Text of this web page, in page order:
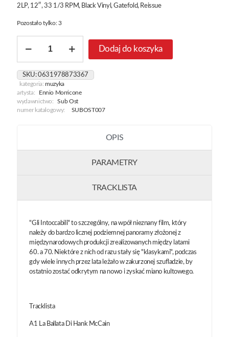
2LP, 12″, 33 1/3 RPM, Black Vinyl, Gatefold, Reissue
Pozostało tylko: 3
Dodaj do koszyka
SKU:0631978873367
kategoria:muzyka
artysta:
Ennio Morricone
wydawnictwo:
Sub Ost
numer katalogowy:
SUBOST007
OPIS
PARAMETRY
TRACKLISTA
"Gli Intoccabili" to szczególny, na wpół nieznany film, który
należy do bardzo licznej podziemnej panoramy złożonej z
międzynarodowych produkcji zrealizowanych między latami
60. a 70. Niektóre z nich od razu stały się "klasykami", podczas
gdy wiele innych przez lata leżało w zakurzonej szufladzie, by
ostatnio zostać odkrytym na nowo i zyskać miano kultowego.
Tracklista
A1 La Ballata Di Hank McCain